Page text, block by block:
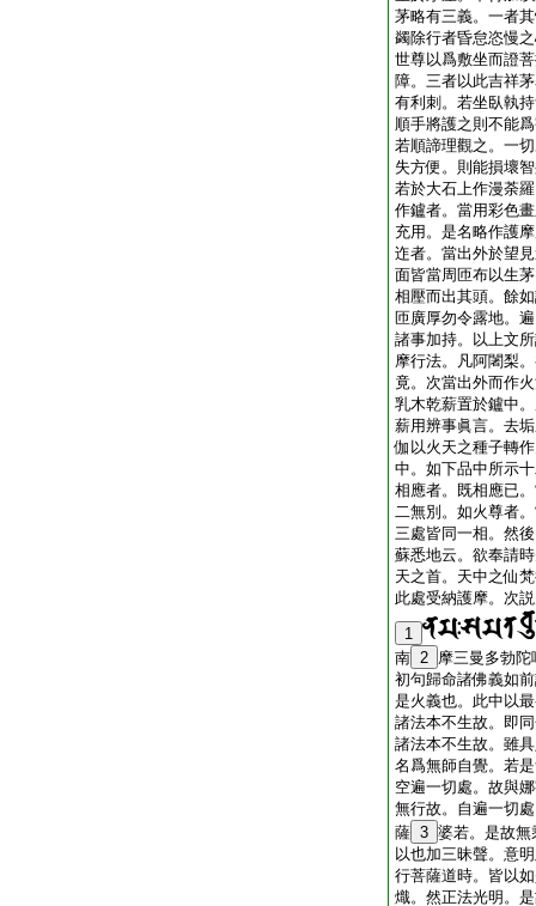
茅略有三義。一者
蠲除行者昏怠恣慢
世尊以爲敷坐而證
障。三者以此吉祥
有利刺。若坐臥執
順手將護之則不能
若順諦理觀之。一
失方便。則能損壞
若於大石上作漫荼
作鑪者。當用彩色
充用。是名略作護
迮者。當出外於望
面皆當周匝布以生
相壓而出其頭。餘
匝廣厚勿令露地。
諸事加持。以上文
摩行法。凡阿闍梨
竟。次當出外而作
乳木乾薪置於鑪中
薪用辨事眞言。去
伽以火天之種子轉
中。如下品中所示
相應者。既相應已
二無別。如火尊者
三處皆同一相。然
蘇悉地云。欲奉請
天之首。天中之仙
此處受納護摩。次
1
南 2 摩三曼多勃
初句歸命諸佛義如
是火義也。此中以
諸法本不生故。即
諸法本不生故。雖
名爲無師自覺。若
空遍一切處。故與
無行故。自遍一切
薩 3 婆若。是故無
以也加三昧聲。意
行菩薩道時。皆以
熾。然正法光明。